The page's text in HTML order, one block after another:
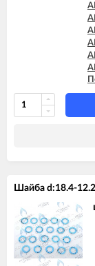
Шайба d:18.4-